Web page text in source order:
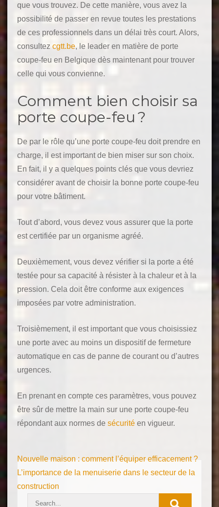
que vous trouvez. De cette manière, vous avez la
possibilité de passer en revue toutes les prestations
de ces professionnels dans un délai très court. Alors,
consultez cgtt.be, le leader en matière de porte
coupe-feu en Belgique dès maintenant pour trouver
celle qui vous convienne.
Comment bien choisir sa
porte coupe-feu ?
De par le rôle qu’une porte coupe-feu doit prendre en
charge, il est important de bien miser sur son choix.
En fait, il y a quelques points clés que vous devriez
considérer avant de choisir la bonne porte coupe-feu
pour votre bâtiment.
Tout d’abord, vous devez vous assurer que la porte
est certifiée par un organisme agréé.
Deuxièmement, vous devez vérifier si la porte a été
testée pour sa capacité à résister à la chaleur et à la
pression. Cela doit être conforme aux exigences
imposées par votre administration.
Troisièmement, il est important que vous choisissiez
une porte avec au moins un dispositif de fermeture
automatique en cas de panne de courant ou d’autres
urgences.
En prenant en compte ces paramètres, vous pouvez
être sûr de mettre la main sur une porte coupe-feu
répondant aux normes de sécurité en vigueur.
Navigation
de
l’article
Nouvelle maison : comment l’équiper efficacement ?
L’importance de la menuiserie dans le secteur de la
construction